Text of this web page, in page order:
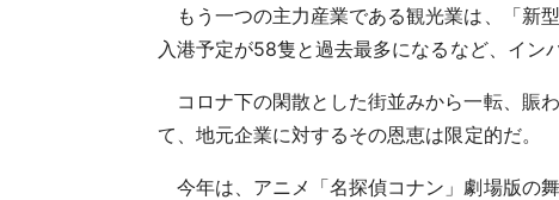
もう一つの主力産業である観光業は、「新
入港予定が58隻と過去最多になるなど、イン
コロナ下の閑散とした街並みから一転、賑
て、地元企業に対するその恩恵は限定的だ。
今年は、アニメ「名探偵コナン」劇場版の